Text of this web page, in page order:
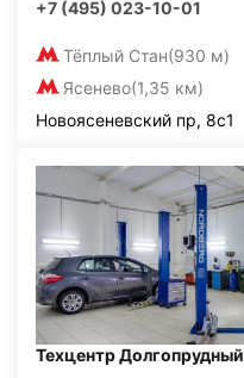
+7 (495) 023-10-01
Тёплый Стан(930 м)
Ясенево(1,35 км)
Новоясеневский пр, 8с1
Техцентр Долгопрудный